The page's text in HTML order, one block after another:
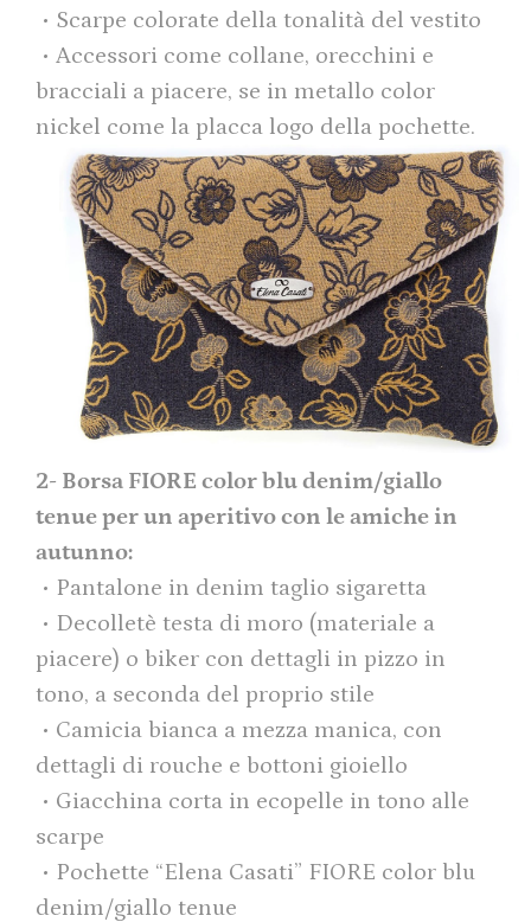
• Scarpe colorate della tonalità del vestito
• Accessori come collane, orecchini e
bracciali a piacere, se in metallo color
nickel come la placca logo della pochette.
2- Borsa FIORE color blu denim/giallo
tenue per un aperitivo con le amiche in
autunno:
• Pantalone in denim taglio sigaretta
• Decolletè testa di moro (materiale a
piacere) o biker con dettagli in pizzo in
tono, a seconda del proprio stile
• Camicia bianca a mezza manica, con
dettagli di rouche e bottoni gioiello
• Giacchina corta in ecopelle in tono alle
scarpe
• Pochette “Elena Casati” FIORE color blu
denim/giallo tenue